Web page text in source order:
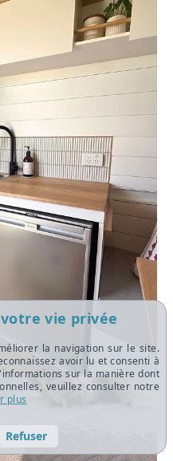
vie privée
la navigation sur le site.
avoir lu et consenti à
sur la manière dont
veuillez consulter notre
plus
Refuser